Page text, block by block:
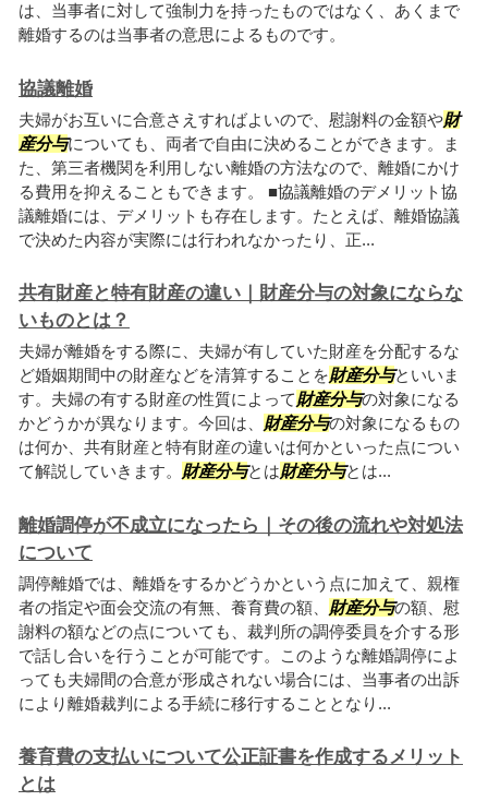
は、当事者に対して強制力を持ったものではなく、あくまで
離婚するのは当事者の意思によるものです。
協議離婚
夫婦がお互いに合意さえすればよいので、慰謝料の金額や財
産分与についても、両者で自由に決めることができます。ま
た、第三者機関を利用しない離婚の方法なので、離婚にかけ
る費用を抑えることもできます。 ■協議離婚のデメリット協
議離婚には、デメリットも存在します。たとえば、離婚協議
で決めた内容が実際には行われなかったり、正...
共有財産と特有財産の違い｜財産分与の対象にならな
いものとは？
夫婦が離婚をする際に、夫婦が有していた財産を分配するな
ど婚姻期間中の財産などを清算することを財産分与といいま
す。夫婦の有する財産の性質によって財産分与の対象になる
かどうかが異なります。今回は、 財産分与の対象になるもの
は何か、共有財産と特有財産の違いは何かといった点につい
て解説していきます。 財産分与とは財産分与とは...
離婚調停が不成立になったら｜その後の流れや対処法
について
調停離婚では、離婚をするかどうかという点に加えて、親権
者の指定や面会交流の有無、養育費の額、 財産分与の額、慰
謝料の額などの点についても、裁判所の調停委員を介する形
で話し合いを行うことが可能です。このような離婚調停によ
っても夫婦間の合意が形成されない場合には、当事者の出訴
により離婚裁判による手続に移行することとなり...
養育費の支払いについて公正証書を作成するメリット
とは